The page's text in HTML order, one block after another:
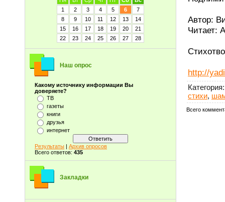
1
2 3 4 5 6
7
8
9 10 11 12 13
14
15
16 17 18 19 20
21
22
23 24 25 26 27 28
Наш опрос
Какому источнику информации Вы
доверяете?
ТВ
газеты
книги
друзья
интернет
Результаты | Архив опросов
Всего ответов: 435
Закладки
Автор:
Читает:
http://
Категория:
стихи,
Всего